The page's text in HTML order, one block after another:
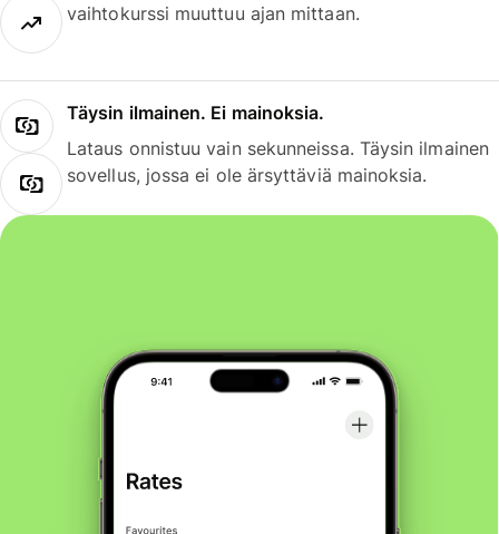
vaihtokurssi muuttuu ajan mittaan.
Täysin ilmainen. Ei mainoksia.
Lataus onnistuu vain sekunneissa. Täysin ilmainen
sovellus, jossa ei ole ärsyttäviä mainoksia.